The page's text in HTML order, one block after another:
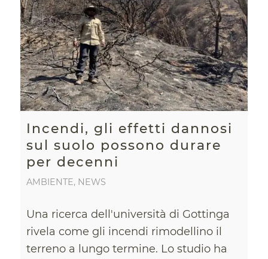
Incendi, gli effetti dannosi
sul suolo possono durare
per decenni
AMBIENTE, NEWS
Una ricerca dell'università di Gottinga
rivela come gli incendi rimodellino il
terreno a lungo termine. Lo studio ha